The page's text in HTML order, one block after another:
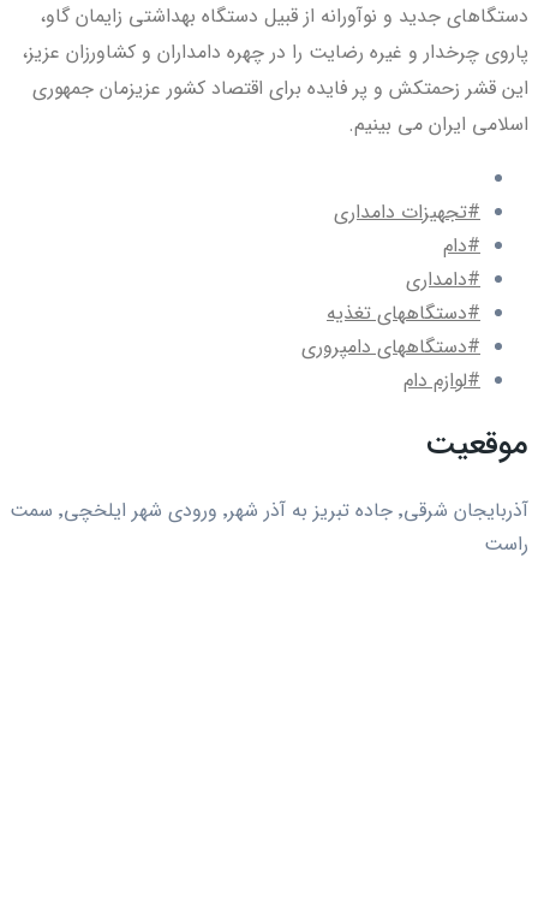
دستگاهای جدید و نوآورانه از قبیل دستگاه بهداشتی زایمان گاو،
پاروی چرخدار و غیره رضایت را در چهره دامداران و کشاورزان عزیز،
این قشر زحمتکش و پر فایده برای اقتصاد کشور عزیزمان جمهوری
اسلامی ایران می بینیم.
#تجهیزات دامداری
#دام
#دامداری
#دستگاههای تغذیه
#دستگاههای دامپروری
#لوازم دام
موقعیت
آذربایجان شرقی٬ جاده تبریز به آذر شهر٬ ورودی شهر ایلخچی٬ سمت
راست